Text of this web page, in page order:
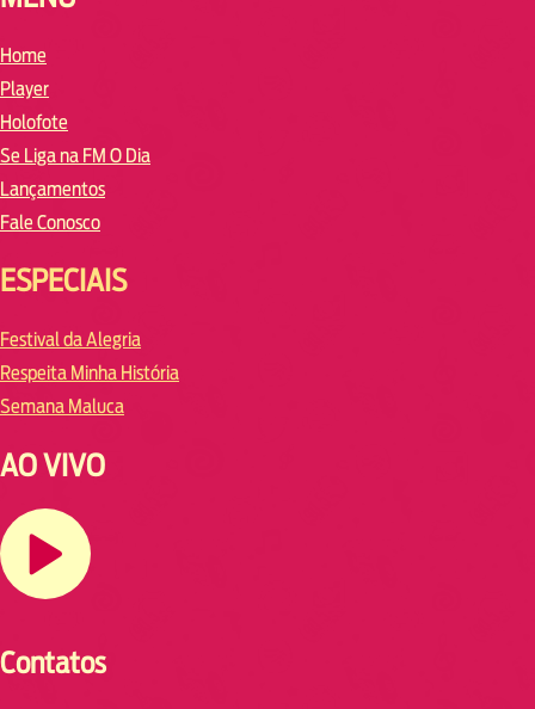
Home
Player
Holofote
Se Liga na FM O Dia
Lançamentos
Fale Conosco
ESPECIAIS
Festival da Alegria
Respeita Minha História
Semana Maluca
AO VIVO
Contatos